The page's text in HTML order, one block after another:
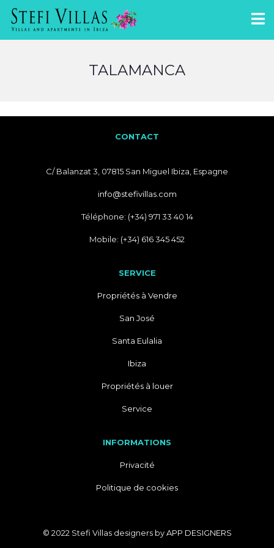
TALAMANCA
CONTACT
C/ Balanzat 3, 07815 San Miguel Ibiza, Espagne
info@stefivillas.com
Téléphone: (+34) 971 33 40 14
Mobile: (+34) 616 345 452
SERVICE
Propriétés à Vendre
San José
Santa Eulalia
Ibiza
Propriétés à louer
Service
INFORMATIONS
Privacité
Politique de cookies
© 2022 Stefi Villas designers byAPP DESIGNERS